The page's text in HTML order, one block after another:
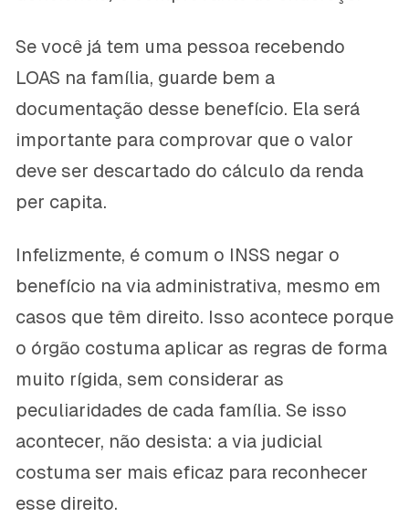
Se você já tem uma pessoa recebendo
LOAS na família, guarde bem a
documentação desse benefício. Ela será
importante para comprovar que o valor
deve ser descartado do cálculo da renda
per capita.
Infelizmente, é comum o INSS negar o
benefício na via administrativa, mesmo em
casos que têm direito. Isso acontece porque
o órgão costuma aplicar as regras de forma
muito rígida, sem considerar as
peculiaridades de cada família. Se isso
acontecer, não desista: a via judicial
costuma ser mais eficaz para reconhecer
esse direito.